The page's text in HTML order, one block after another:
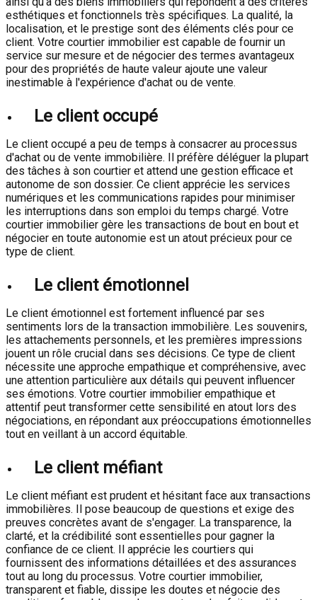
esthétiques et fonctionnels très spécifiques. La qualité, la
localisation, et le prestige sont des éléments clés pour ce
client. Votre courtier immobilier est capable de fournir un
service sur mesure et de négocier des termes avantageux
pour des propriétés de haute valeur ajoute une valeur
inestimable à l'expérience d'achat ou de vente.
Le client occupé
Le client occupé a peu de temps à consacrer au processus
d'achat ou de vente immobilière. Il préfère déléguer la plupart
des tâches à son courtier et attend une gestion efficace et
autonome de son dossier. Ce client apprécie les services
numériques et les communications rapides pour minimiser
les interruptions dans son emploi du temps chargé. Votre
courtier immobilier gère les transactions de bout en bout et
négocier en toute autonomie est un atout précieux pour ce
type de client.
Le client émotionnel
Le client émotionnel est fortement influencé par ses
sentiments lors de la transaction immobilière. Les souvenirs,
les attachements personnels, et les premières impressions
jouent un rôle crucial dans ses décisions. Ce type de client
nécessite une approche empathique et compréhensive, avec
une attention particulière aux détails qui peuvent influencer
ses émotions. Votre courtier immobilier empathique et
attentif peut transformer cette sensibilité en atout lors des
négociations, en répondant aux préoccupations émotionnelles
tout en veillant à un accord équitable.
Le client méfiant
Le client méfiant est prudent et hésitant face aux transactions
immobilières. Il pose beaucoup de questions et exige des
preuves concrètes avant de s'engager. La transparence, la
clarté, et la crédibilité sont essentielles pour gagner la
confiance de ce client. Il apprécie les courtiers qui
fournissent des informations détaillées et des assurances
tout au long du processus. Votre courtier immobilier,
transparent et fiable, dissipe les doutes et négocie des